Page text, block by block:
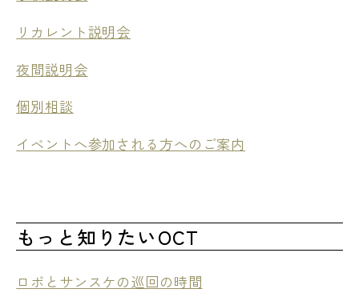
リカレント説明会
夜間説明会
個別相談
イベントへ参加される方へのご案内
もっと知りたいOCT
ロボとサンスケの巡回の時間